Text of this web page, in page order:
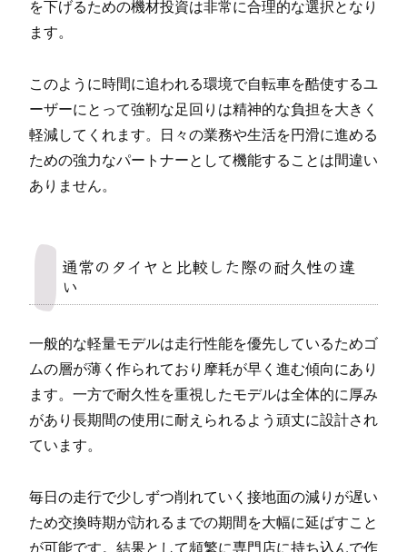
を下げるための機材投資は非常に合理的な選択となり
ます。
このように時間に追われる環境で自転車を酷使するユ
ーザーにとって強靭な足回りは精神的な負担を大きく
軽減してくれます。日々の業務や生活を円滑に進める
ための強力なパートナーとして機能することは間違い
ありません。
通常のタイヤと比較した際の耐久性の違
い
一般的な軽量モデルは走行性能を優先しているためゴ
ムの層が薄く作られており摩耗が早く進む傾向にあり
ます。一方で耐久性を重視したモデルは全体的に厚み
があり長期間の使用に耐えられるよう頑丈に設計され
ています。
毎日の走行で少しずつ削れていく接地面の減りが遅い
ため交換時期が訪れるまでの期間を大幅に延ばすこと
が可能です。結果として頻繁に専門店に持ち込んで作